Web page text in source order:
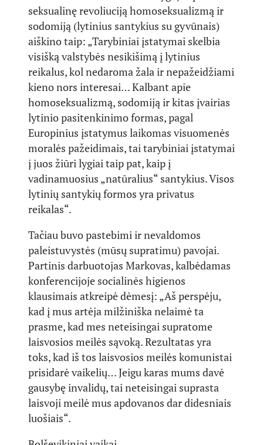
seksualinę revoliuciją homoseksualizmą ir
sodomiją (lytinius santykius su gyvūnais)
aiškino taip: „Tarybiniai įstatymai skelbia
visišką valstybės nesikišimą į lytinius
reikalus, kol nedaroma žala ir nepažeidžiami
kieno nors interesai… Kalbant apie
homoseksualizmą, sodomiją ir kitas įvairias
lytinio pasitenkinimo formas, pagal
Europinius įstatymus laikomas visuomenės
moralės pažeidimais, tai tarybiniai įstatymai
į juos žiūri lygiai taip pat, kaip į
vadinamuosius „natūralius“ santykius. Visos
lytinių santykių formos yra privatus
reikalas“.
Tačiau buvo pastebimi ir nevaldomos
paleistuvystės (mūsų supratimu) pavojai.
Partinis darbuotojas Markovas, kalbėdamas
konferencijoje socialinės higienos
klausimais atkreipė dėmesį: „Aš perspėju,
kad į mus artėja milžiniška nelaimė ta
prasme, kad mes neteisingai supratome
laisvosios meilės sąvoką. Rezultatas yra
toks, kad iš tos laisvosios meilės komunistai
prisidarė vaikelių… Jeigu karas mums davė
gausybę invalidų, tai neteisingai suprasta
laisvoji meilė mus apdovanos dar didesniais
luošiais“.